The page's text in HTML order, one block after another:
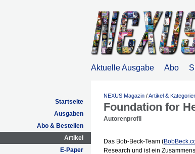
Aktuelle Ausgabe Abo
Startseite
Ausgaben
Abo & Bestellen
Artikel
E-Paper
NEXUS Magazin /Artikel &
Foundation for
Autorenprofil
Das Bob-Beck-Team (
Research und ist ein